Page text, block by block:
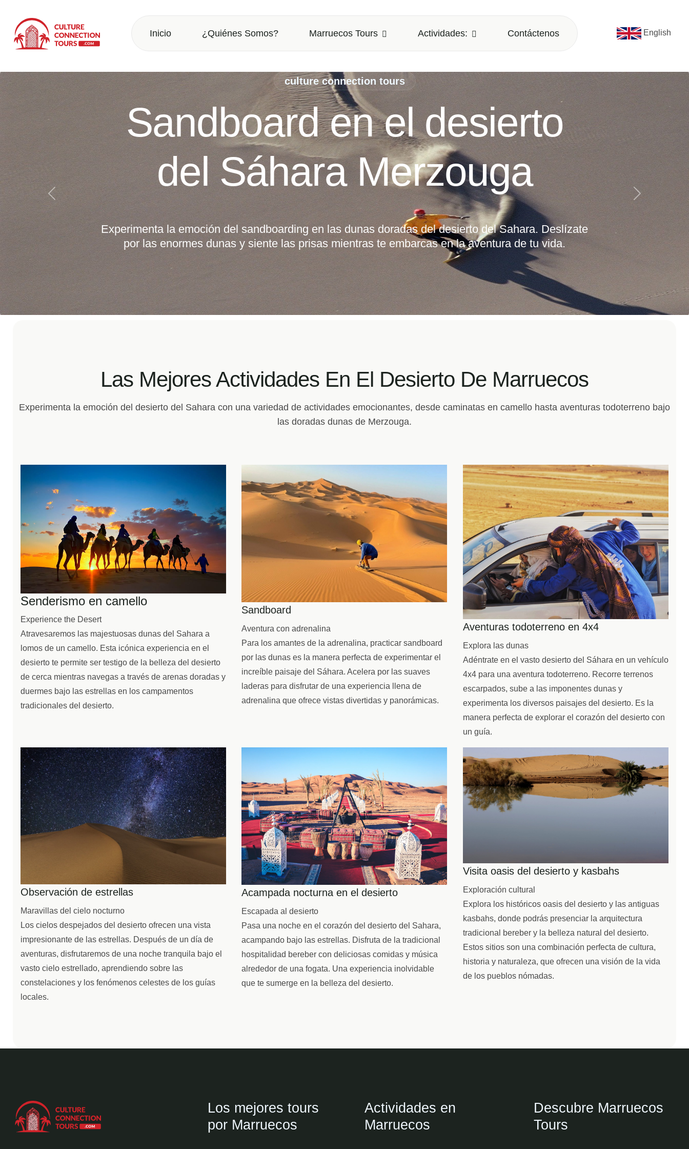
Inicio ¿Quiénes Somos? Marruecos Tours Actividades: Contáctenos English
culture connection tours
Senderismo en camello
por el Sahara
Embárcate en una emocionante caminata en camello por el vasto desierto del Sahara.
Atravesaremos las dunas doradas, visitaremos pueblos bereberes remotos y pasaremos una noche
bajo las estrellas en campamentos tradicionales en el desierto.
Anterior Siguiente
Las Mejores Actividades En El Desierto De Marruecos
Experimenta la emoción del desierto del Sahara con una variedad de actividades emocionantes, desde caminatas en camello hasta aventuras todoterreno bajo
las doradas dunas de Merzouga.
Senderismo en camello
Experience the Desert
Atravesaremos las majestuosas dunas del Sahara a
lomos de un camello. Esta icónica experiencia en el
desierto te permite ser testigo de la belleza del desierto
de cerca mientras navegas a través de arenas doradas y
duermes bajo las estrellas en los campamentos
Sandboard
Para los amantes de la adrenalina, practicar sandboard
por las dunas es la manera perfecta de experimentar el
increíble paisaje del Sáhara. Acelera por las suaves
laderas para disfrutar de una experiencia llena de
adrenalina que ofrece vistas divertidas y panorámicas.
Aventuras todoterreno en 4x4
Explora las dunas
4x4 para una aventura todoterreno. Recorre terrenos
escarpados, sube a las imponentes dunas y
experimenta los diversos paisajes del desierto. Es la
manera perfecta de explorar el corazón del desierto con
un guía.
Observación de estrellas
Los cielos despejados del desierto ofrecen una vista
impresionante de las estrellas. Después de un día de
aventuras, disfrutaremos de una noche tranquila bajo el
vasto cielo estrellado, aprendiendo sobre las
constelaciones y los fenómenos celestes de los guías
Acampada nocturna en el desierto
Escapada al desierto
Pasa una noche en el corazón del desierto del Sahara,
acampando bajo las estrellas. Disfruta de la tradicional
hospitalidad bereber con deliciosas comidas y música
alrededor de una fogata. Una experiencia inolvidable
que te sumerge en la belleza del desierto.
Visita oasis del desierto y kasbahs
Exploración cultural
Explora los históricos oasis del desierto y las antiguas
kasbahs, donde podrás presenciar la arquitectura
tradicional bereber y la belleza natural del desierto.
Estos sitios son una combinación perfecta de cultura,
historia y naturaleza, que ofrecen una visión de la vida
de los pueblos nómadas.
Los mejores tours
por Marruecos
Actividades en
Marruecos
Descubre Marruecos
Tours